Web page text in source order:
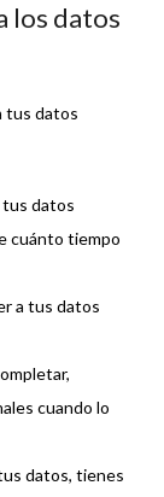
los datos
tus datos
tus datos
cuánto tiempo
a tus datos
cuando lo
datos, tienes